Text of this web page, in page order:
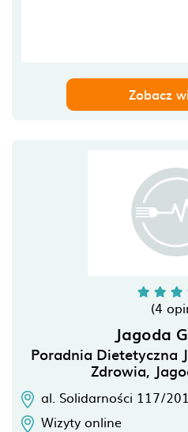
Zobacz
(4
Jagoda
Poradnia Dietetyczna
Zdrowia,
al. Solidarności 117/
Wizyty online